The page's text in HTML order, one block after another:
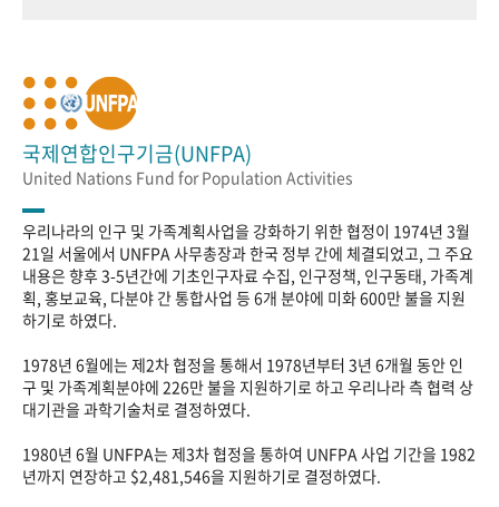
국제연합인구기금(UNFPA)
United Nations Fund for Population Activities
우리나라의 인구 및 가족계획사업을 강화하기 위한 협정이 1974년 3월
21일 서울에서 UNFPA 사무총장과 한국 정부 간에 체결되었고, 그 주요
내용은 향후 3-5년간에 기초인구자료 수집, 인구정책, 인구동태, 가족계
획, 홍보교육, 다분야 간 통합사업 등 6개 분야에 미화 600만 불을 지원
하기로 하였다.
1978년 6월에는 제2차 협정을 통해서 1978년부터 3년 6개월 동안 인
구 및 가족계획분야에 226만 불을 지원하기로 하고 우리나라 측 협력 상
대기관을 과학기술처로 결정하였다.
1980년 6월 UNFPA는 제3차 협정을 통하여 UNFPA 사업 기간을 1982
년까지 연장하고 $2,481,546을 지원하기로 결정하였다.